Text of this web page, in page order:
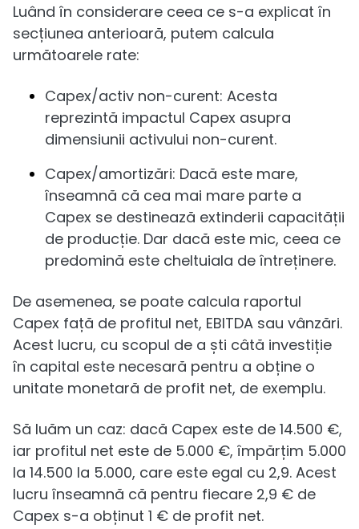
Luând în considerare ceea ce s-a explicat în
secțiunea anterioară, putem calcula
următoarele rate:
Capex/activ non-curent: Acesta
reprezintă impactul Capex asupra
dimensiunii activului non-curent.
Capex/amortizări: Dacă este mare,
înseamnă că cea mai mare parte a
Capex se destinează extinderii capacității
de producție. Dar dacă este mic, ceea ce
predomină este cheltuiala de întreținere.
De asemenea, se poate calcula raportul
Capex față de profitul net, EBITDA sau vânzări.
Acest lucru, cu scopul de a ști câtă investiție
în capital este necesară pentru a obține o
unitate monetară de profit net, de exemplu.
Să luăm un caz: dacă Capex este de 14.500 €,
iar profitul net este de 5.000 €, împărțim 5.000
la 14.500 la 5.000, care este egal cu 2,9. Acest
lucru înseamnă că pentru fiecare 2,9 € de
Capex s-a obținut 1 € de profit net.